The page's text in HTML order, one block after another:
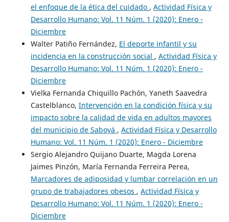
el enfoque de la ética del cuidado , Actividad Física y
Desarrollo Humano: Vol. 11 Núm. 1 (2020): Enero -
Diciembre
Walter Patiño Fernández, El deporte infantil y su
incidencia en la construcción social , Actividad Física y
Desarrollo Humano: Vol. 11 Núm. 1 (2020): Enero -
Diciembre
Vielka Fernanda Chiquillo Pachón, Yaneth Saavedra
Castelblanco, Intervención en la condición física y su
impacto sobre la calidad de vida en adultos mayores
del municipio de Saboyá , Actividad Física y Desarrollo
Humano: Vol. 11 Núm. 1 (2020): Enero - Diciembre
Sergio Alejandro Quijano Duarte, Magda Lorena
Jaimes Pinzón, María Fernanda Ferreira Perea,
Marcadores de adiposidad y lumbar correlación en un
grupo de trabajadores obesos , Actividad Física y
Desarrollo Humano: Vol. 11 Núm. 1 (2020): Enero -
Diciembre